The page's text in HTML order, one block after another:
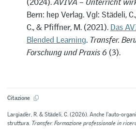
Bern: hep Verlag. Vgl: Städeli,
C., & Pfiffner, M. (2021). Das
Blended Learning. Transfer.
Forschung und Praxis 6 (3).
Citazione
Largiadèr, R. & Städeli, C. (2026). Anche l’auto-
struttura. Transfer. Formazione professionale in